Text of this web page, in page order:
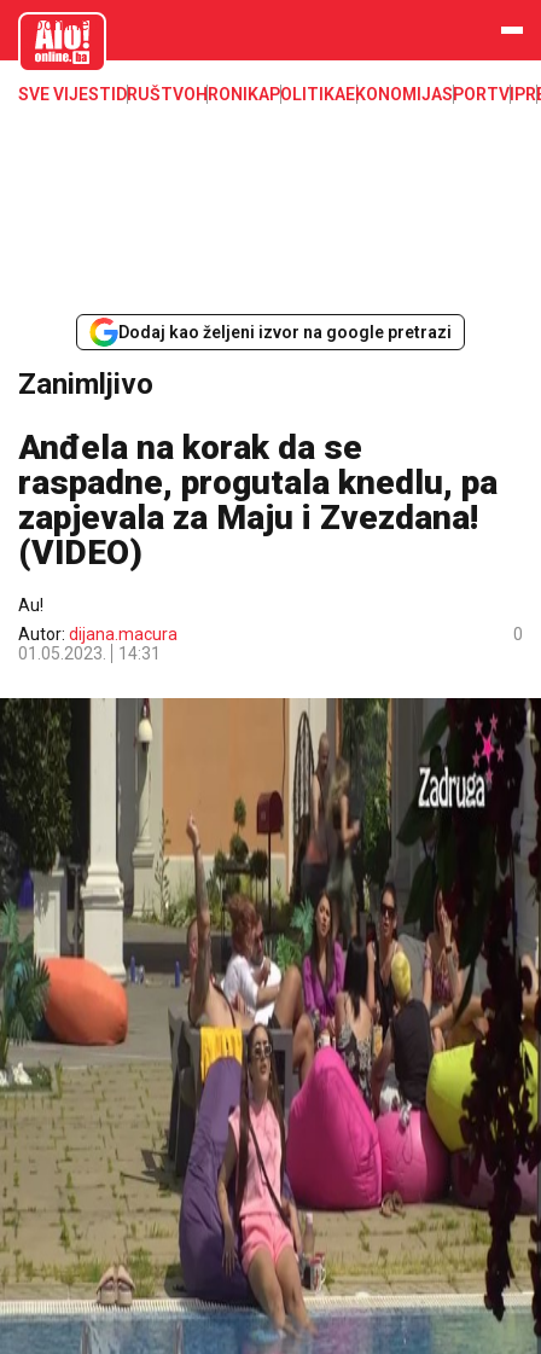
aloonline.b
SVE VIJESTI DRUŠTVOHRONIKAPOLITIKAEKONOMIJASPORTVIP
Dodaj kao željeni izvor na google pretrazi
Zanimljivo
Anđela na korak da se
raspadne, progutala knedlu, pa
zapjevala za Maju i Zvezdana!
(VIDEO)
Au!
Autor: dijana.macura
01.05.2023.
14:31
0